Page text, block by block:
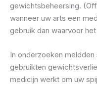
gewichtsbeheersing.
wanneer uw arts een
gebruik dan waarvoor
In onderzoeken
gebruikten
medicijn werkt om uw